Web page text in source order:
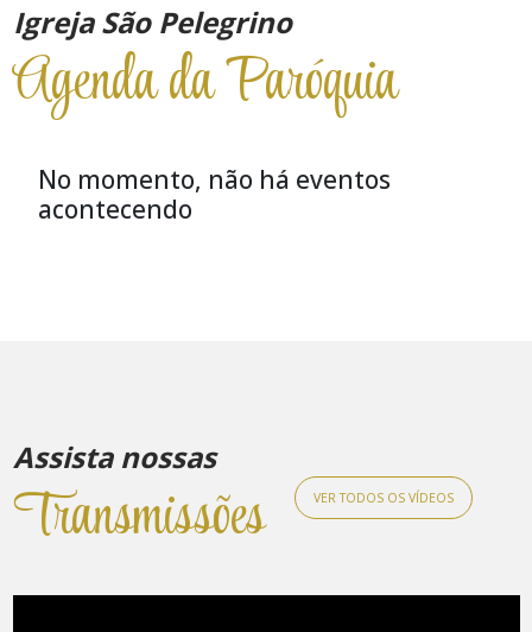
Igreja São Pelegrino
Agenda da Paróquia
No momento, não há eventos
acontecendo
Assista nossas
Transmissões VER TODOS OS VÍDEOS